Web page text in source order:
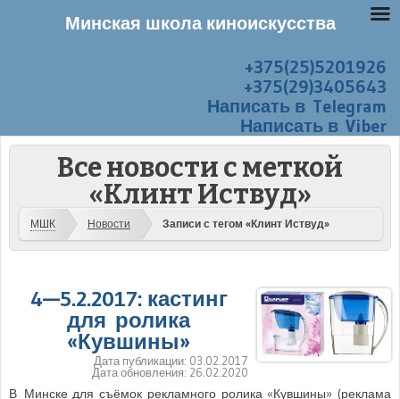
+375(25)5201926
+375(29)3405643
Написать в Telegram
Написать в Viber
Все новости с меткой
«Клинт Иствуд»
МШК Новости Записи с тегом «Клинт Иствуд»
4—5.2.2017: кастинг
для ролика
«Кувшины»
Дата публикации: 03.02.2017
Дата обновления: 26.02.2020
В Минске для съёмок рекламного ролика «Кувшины» (реклама
Минская школа киноискусства